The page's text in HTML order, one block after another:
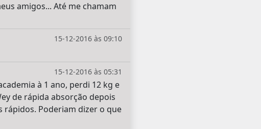
amigos... Até me chamam
15-12-2016 às 09:10
15-12-2016 às 05:31
à 1 ano, perdi 12 kg e
de rápida absorção depois
rápidos. Poderiam dizer o que